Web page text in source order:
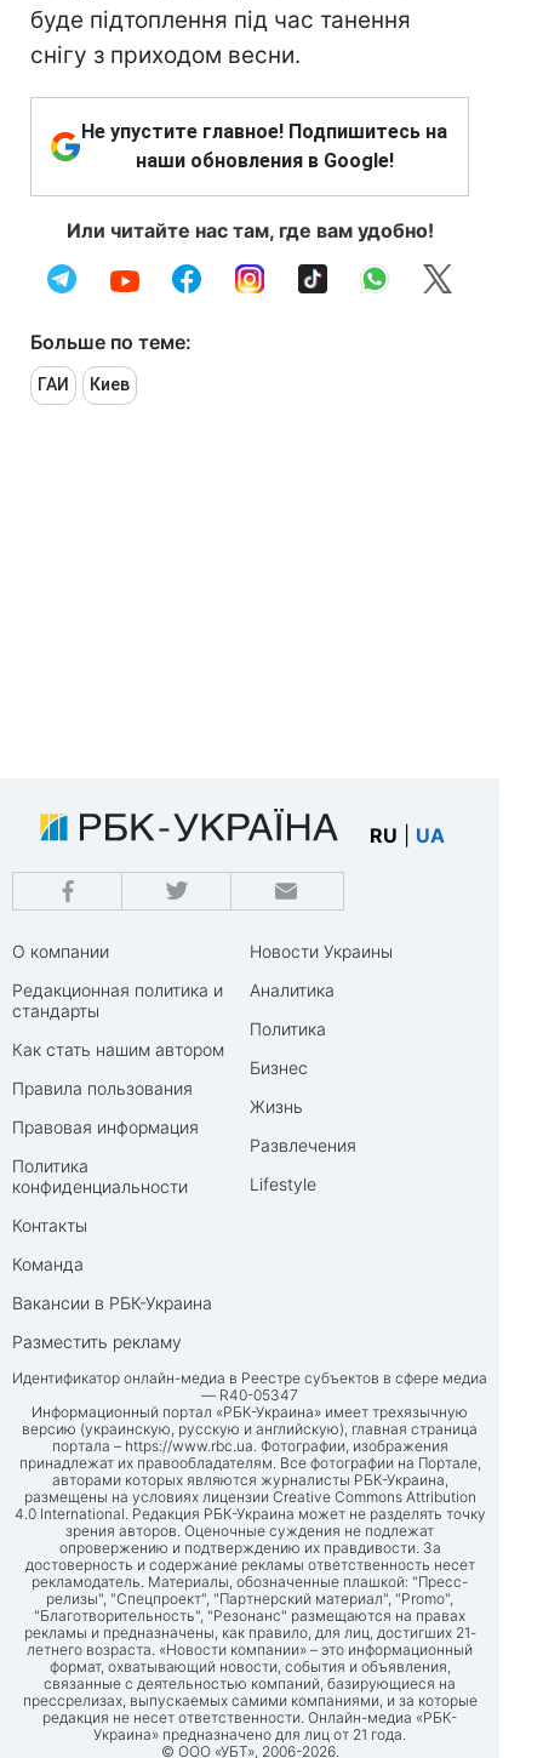
буде підтоплення під час танення
снігу з приходом весни.
Не упустите главное! Подпишитесь на
наши обновления в Google!
Или читайте нас там, где вам удобно!
Больше по теме:
ГАИ Киев
RU UA
О компании
Редакционная политика и
стандарты
Как стать нашим автором
Правила пользования
Правовая информация
Политика
конфиденциальности
Контакты
Команда
Вакансии в РБК-Украина
Разместить рекламу
Новости Украины
Аналитика
Политика
Бизнес
Жизнь
Развлечения
Lifestyle
Идентификатор онлайн-медиа в Реестре субъектов в сфере медиа
— R40-05347
Информационный портал «РБК-Украина» имеет трехязычную
версию (украинскую, русскую и английскую), главная страница
портала – https://www.rbc.ua. Фотографии, изображения
принадлежат их правообладателям. Все фотографии на Портале,
авторами которых являются журналисты РБК-Украина,
размещены на условиях лицензии Creative Commons Attribution
4.0 International. Редакция РБК-Украина может не разделять точку
зрения авторов. Оценочные суждения не подлежат
опровержению и подтверждению их правдивости. За
достоверность и содержание рекламы ответственность несет
рекламодатель. Материалы, обозначенные плашкой: "Пресс-
релизы", "Спецпроект", "Партнерский материал", "Promo",
"Благотворительность", "Резонанс" размещаются на правах
рекламы и предназначены, как правило, для лиц, достигших 21-
летнего возраста. «Новости компании» – это информационный
формат, охватывающий новости, события и объявления,
связанные с деятельностью компаний, базирующиеся на
прессрелизах, выпускаемых самими компаниями, и за которые
редакция не несет ответственности. Онлайн-медиа «РБК-
Украина» предназначено для лиц от 21 года.
© ООО «УБТ», 2006-2026.